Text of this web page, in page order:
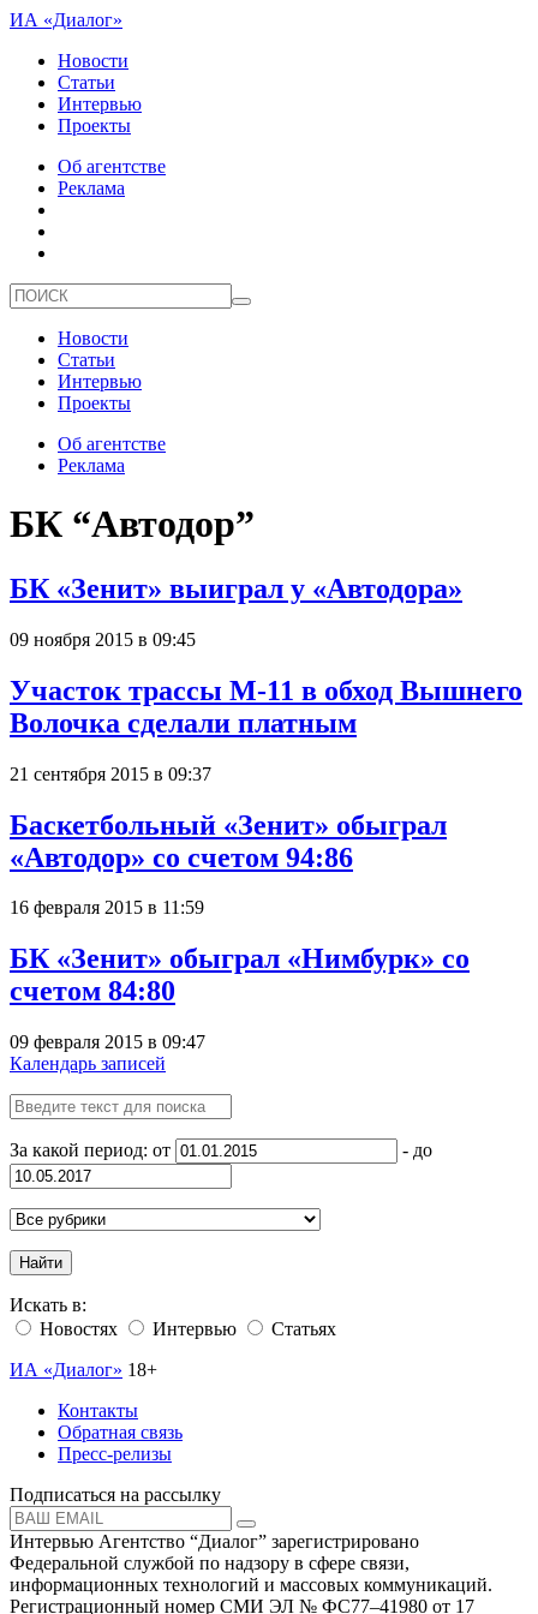
ИА «Диалог»
Новости
Статьи
Интервью
Проекты
Об агентстве
Реклама
Новости
Статьи
Интервью
Проекты
Об агентстве
Реклама
БК “Автодор”
БК «Зенит» выиграл у «Автодора»
09 ноября 2015 в 09:45
Участок трассы М-11 в обход Вышнего
Волочка сделали платным
21 сентября 2015 в 09:37
Баскетбольный «Зенит» обыграл
«Автодор» со счетом 94:86
16 февраля 2015 в 11:59
БК «Зенит» обыграл «Нимбурк» со
счетом 84:80
09 февраля 2015 в 09:47
Календарь записей
За какой период: от - до
Найти
Искать в:
Новостях
Интервью
Статьях
ИА «Диалог» 18+
Контакты
Обратная связь
Пресс-релизы
Подписаться на рассылку
Интервью Агентство “Диалог” зарегистрировано
Федеральной службой по надзору в сфере связи,
информационных технологий и массовых коммуникаций.
Регистрационный номер СМИ ЭЛ № ФС77–41980 от 17